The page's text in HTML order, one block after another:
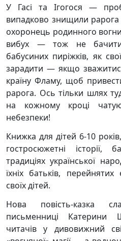
У Гасі та Ігогося —
випадково знищили
охоронець родинного
вибух — тож не
бабусиних пиріжків, як
зарадити — якщо
країну Фламу, щоб
рарога. Ось тільки шлях
на кожному кроці
небезпеки!
Книжка для дітей 6-10
гостросюжетні історії,
традиціях української
їхніх батьків,
своїх дітей.
Нова повість-казка
письменниці
читачів у дивовижний